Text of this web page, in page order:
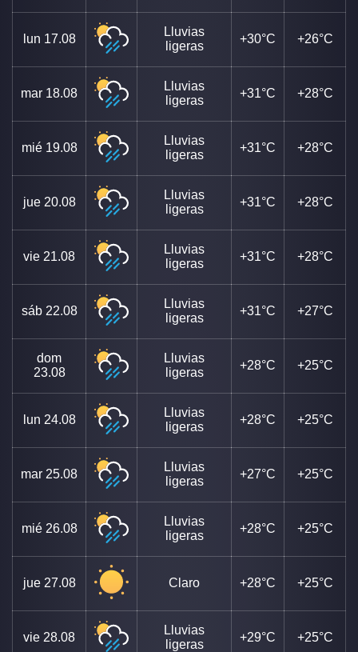
lun 17.08
Lluvias
ligeras
+30°C +26°C
mar 18.08
Lluvias
ligeras
+31°C +28°C
mié 19.08
Lluvias
ligeras
+31°C +28°C
jue 20.08
Lluvias
ligeras
+31°C +28°C
vie 21.08
Lluvias
ligeras
+31°C +28°C
sáb 22.08
Lluvias
ligeras
+31°C +27°C
dom
23.08
Lluvias
ligeras
+28°C +25°C
lun 24.08
Lluvias
ligeras
+28°C +25°C
mar 25.08
Lluvias
ligeras
+27°C +25°C
mié 26.08
Lluvias
ligeras
+28°C +25°C
jue 27.08 Claro +28°C +25°C
vie 28.08
Lluvias
ligeras
+29°C +25°C